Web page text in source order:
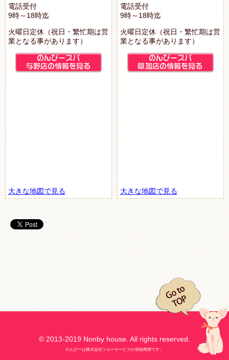
電話受付
9時～18時迄
火曜日定休（祝日・繁忙期は営
業となる事があります）
大きな地図で見る
電話受付
9時～18時迄
火曜日定休（祝日・繁忙期は営
業となる事があります）
大きな地図で見る
© 2013-2019 Nonby house. All rights reserved.
のんびーは株式会社ツルーサービスの登録商標です。